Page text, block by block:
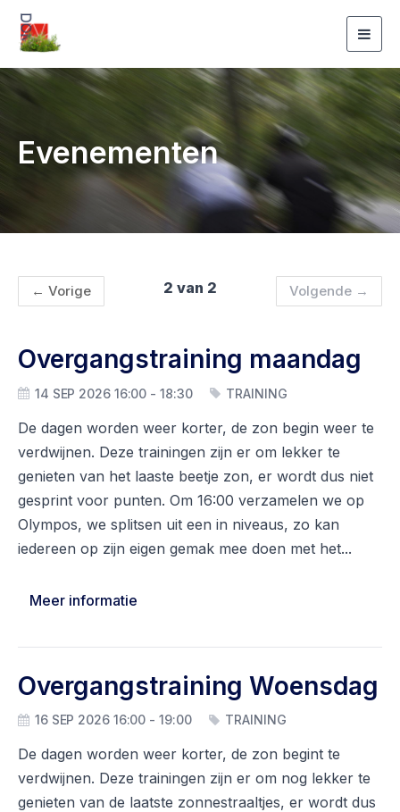
Evenementen
← Vorige 2 van 2 Volgende →
Overgangstraining maandag
14 SEP 2026 16:00 - 18:30 TRAINING
De dagen worden weer korter, de zon begin weer te
verdwijnen. Deze trainingen zijn er om lekker te
genieten van het laaste beetje zon, er wordt dus niet
gesprint voor punten. Om 16:00 verzamelen we op
Olympos, we splitsen uit een in niveaus, zo kan
iedereen op zijn eigen gemak mee doen met het...
Meer informatie
Overgangstraining Woensdag
16 SEP 2026 16:00 - 19:00 TRAINING
De dagen worden weer korter, de zon begint te
verdwijnen. Deze trainingen zijn er om nog lekker te
genieten van de laatste zonnestraaltjes, er wordt dus